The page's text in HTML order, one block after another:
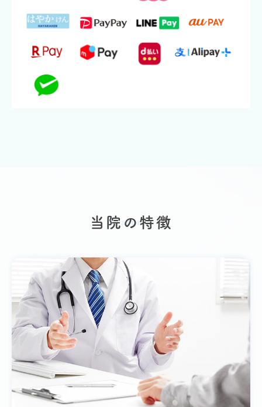
Features
当院の特徴